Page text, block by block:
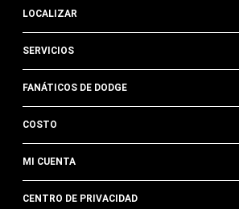
LOCALIZAR
SERVICIOS
FANÁTICOS DE DODGE
COSTO
MI CUENTA
CENTRO DE PRIVACIDAD